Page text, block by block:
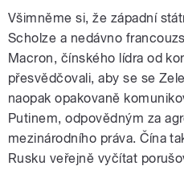
Všimněme si, že západní
Scholze a nedávno
Macron, čínského lídra od
přesvědčovali, aby se se
naopak opakovaně
Putinem, odpovědným za
mezinárodního práva. Čína
Rusku veřejně vyčítat